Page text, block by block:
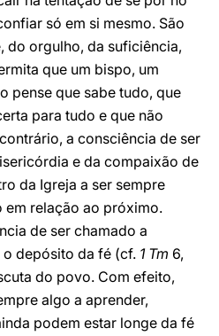
só em si mesmo. São
do orgulho, da suficiência,
que um bispo, um
pense que sabe tudo, que
para tudo e que não
a consciência de ser
e da compaixão de
da Igreja a ser sempre
em relação ao próximo.
de ser chamado a
depósito da fé (cf. 1 Tm 6,
do povo. Com efeito,
algo a aprender,
podem estar longe da fé